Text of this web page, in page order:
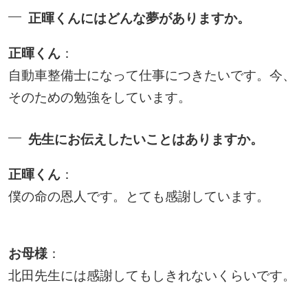
正暉くんにはどんな夢がありますか。
正暉くん：
自動車整備士になって仕事につきたいです。今、
そのための勉強をしています。
先生にお伝えしたいことはありますか。
正暉くん：
僕の命の恩人です。とても感謝しています。
お母様：
北田先生には感謝してもしきれないくらいです。